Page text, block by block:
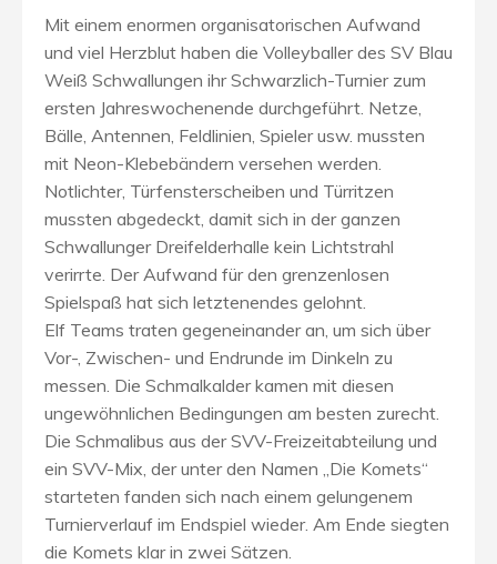
Mit einem enormen organisatorischen Aufwand
und viel Herzblut haben die Volleyballer des SV Blau
Weiß Schwallungen ihr Schwarzlich-Turnier zum
ersten Jahreswochenende durchgeführt. Netze,
Bälle, Antennen, Feldlinien, Spieler usw. mussten
mit Neon-Klebebändern versehen werden.
Notlichter, Türfensterscheiben und Türritzen
mussten abgedeckt, damit sich in der ganzen
Schwallunger Dreifelderhalle kein Lichtstrahl
verirrte. Der Aufwand für den grenzenlosen
Spielspaß hat sich letztenendes gelohnt.
Elf Teams traten gegeneinander an, um sich über
Vor-, Zwischen- und Endrunde im Dinkeln zu
messen. Die Schmalkalder kamen mit diesen
ungewöhnlichen Bedingungen am besten zurecht.
Die Schmalibus aus der SVV-Freizeitabteilung und
ein SVV-Mix, der unter den Namen „Die Komets“
starteten fanden sich nach einem gelungenem
Turnierverlauf im Endspiel wieder. Am Ende siegten
die Komets klar in zwei Sätzen.